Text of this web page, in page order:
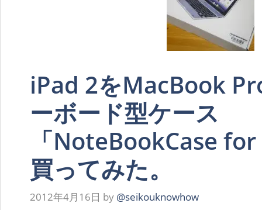
iPad 2をMacBook
ーボード型ケース
「NoteBookCase
買ってみた。
2012年4月16日 by @seikouknowhow